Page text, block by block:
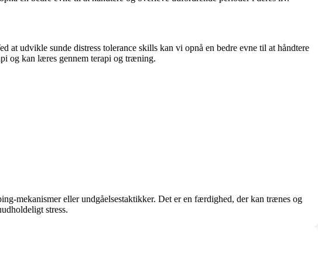
at udvikle sunde distress tolerance skills kan vi opnå en bedre evne til at håndtere
og kan læres gennem terapi og træning.
mekanismer eller undgåelsestaktikker. Det er en færdighed, der kan trænes og
stress.